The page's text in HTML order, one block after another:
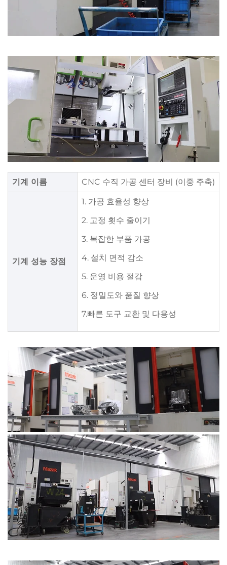
기계 이름 CNC 수직 가공 센터 장비 (이중 주축)
기계 성능 장점
1. 가공 효율성 향상
2. 고정 횟수 줄이기
3. 복잡한 부품 가공
4. 설치 면적 감소
5. 운영 비용 절감
6. 정밀도와 품질 향상
7.빠른 도구 교환 및 다용성